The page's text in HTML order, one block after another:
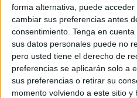
forma alternativa, puede
cambiar sus preferencias antes
consentimiento. Tenga en
sus datos personales puede no
pero usted tiene el derecho de
preferencias se aplicarán solo a
sus preferencias o retirar su
momento volviendo a este sitio y
Los tiradores
modalidad
POR FERNANDO
Gran jornada
buenos
POR FERNANDO